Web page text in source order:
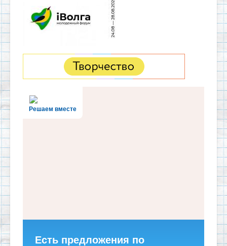
Решаем вместе
Есть предложения по